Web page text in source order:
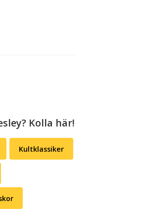
Kolla här!
Kultklassiker